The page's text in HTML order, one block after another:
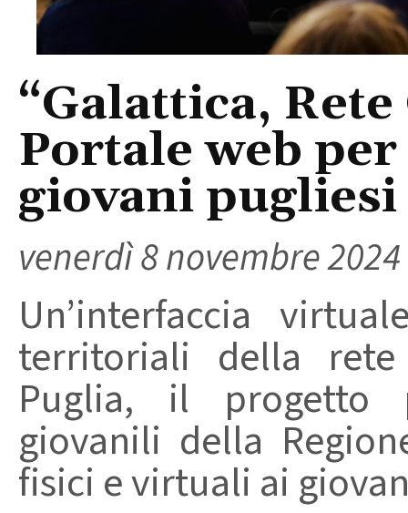
“Galattica,
Portale web
giovani pugliesi
venerdì 8 novembre 2024
Un’interfaccia
territoriali della
Puglia, il progetto
giovanili della
fisici e virtuali ai